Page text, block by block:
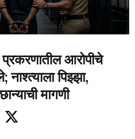
प्रकरणातील आरोपीचे
पिझ्झा,
मागणी